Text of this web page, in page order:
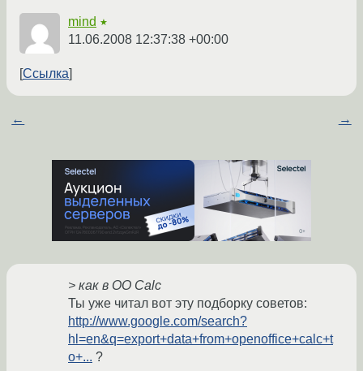
mind ★
11.06.2008 12:37:38 +00:00
Ссылка
← →
> как в OO Calc
Ты уже читал вот эту подборку советов:
http://www.google.com/search?
hl=en&q=export+data+from+openoffice+calc+t
o+... ?